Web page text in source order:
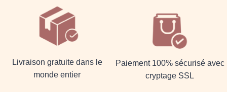
Livraison gratuite dans le
monde entier
Paiement 100% sécurisé avec
cryptage SSL